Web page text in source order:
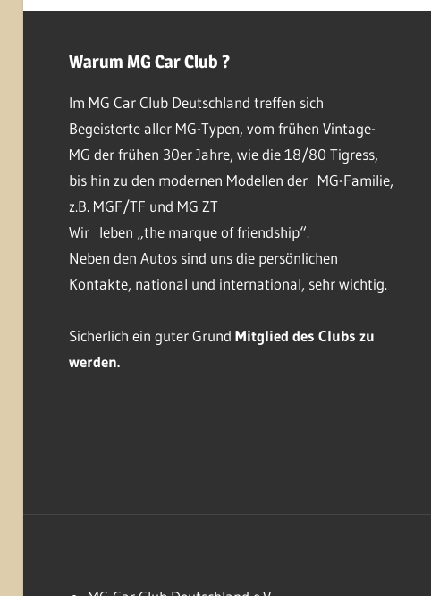
Warum MG Car Club ?
Im MG Car Club Deutschland treffen sich
Begeisterte aller MG-Typen, vom frühen Vintage-
MG der frühen 30er Jahre, wie die 18/80 Tigress,
bis hin zu den modernen Modellen der MG-Familie,
z.B. MGF/TF und MG ZT
Wir leben „the marque of friendship“.
Neben den Autos sind uns die persönlichen
Kontakte, national und international, sehr wichtig.
Sicherlich ein guter Grund Mitglied des Clubs zu
werden.